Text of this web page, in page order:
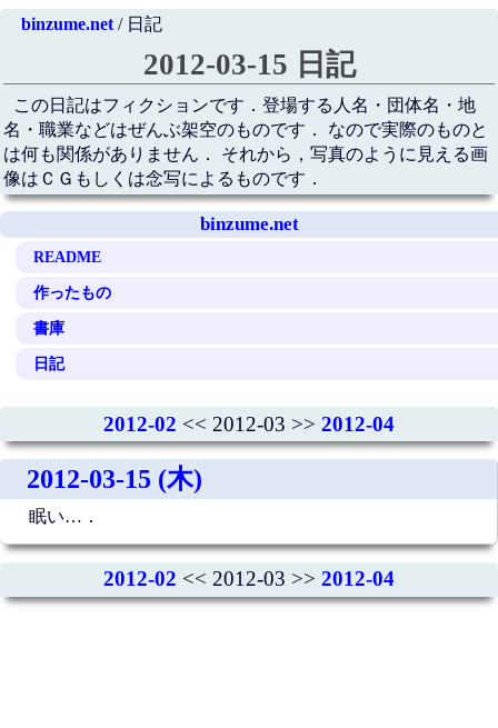
binzume.net/ 日記
2012-03-15 日記
この日記はフィクションです．登場する人名・団体名・地
名・職業などはぜんぶ架空のものです． なので実際のものと
は何も関係がありません． それから，写真のように見える画
像はＣＧもしくは念写によるものです．
binzume.net
README
作ったもの
書庫
日記
2012-02 << 2012-03 >> 2012-04
2012-03-15 (木)
眠い…．
2012-02 << 2012-03 >> 2012-04